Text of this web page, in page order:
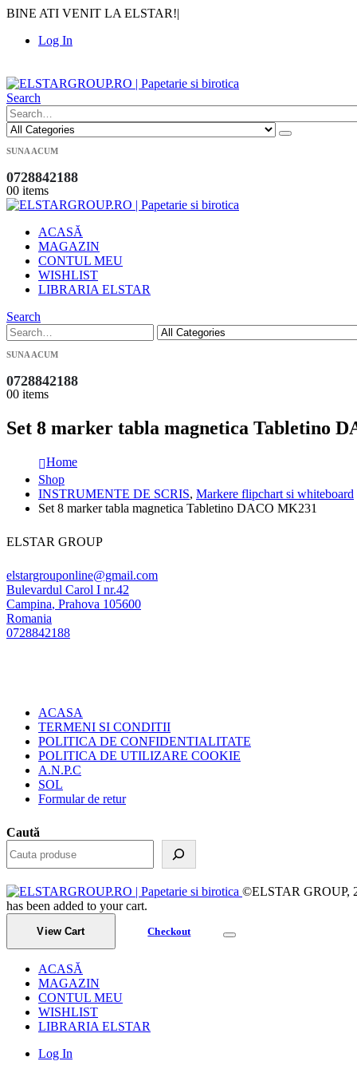
BINE ATI VENIT LA ELSTAR!|
Log In
Search
SUNA ACUM
0728842188
00 items
ACASĂ
MAGAZIN
CONTUL MEU
WISHLIST
LIBRARIA ELSTAR
Search
SUNA ACUM
0728842188
00 items
Set 8 marker tabla magnetica Tabletino
Home
Shop
INSTRUMENTE DE SCRIS, Markere flipchart si whiteboard
Set 8 marker tabla magnetica Tabletino DACO MK231
ELSTAR GROUP
elstargrouponline@gmail.com
Bulevardul Carol I nr.42
Campina, Prahova 105600
Romania
0728842188
ACASA
TERMENI SI CONDITII
POLITICA DE CONFIDENTIALITATE
POLITICA DE UTILIZARE COOKIE
A.N.P.C
SOL
Formular de retur
Caută
©ELSTAR GROUP,
has been added to your cart.
View Cart Checkout
ACASĂ
MAGAZIN
CONTUL MEU
WISHLIST
LIBRARIA ELSTAR
Log In